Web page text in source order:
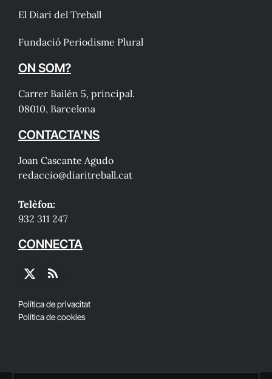
El Diari del Treball
Fundació Periodisme Plural
ON SOM?
Carrer Bailén 5, principal.
08010, Barcelona
CONTACTA'NS
Joan Cascante Agudo
redaccio@diaritreball.cat
Telèfon:
932 311 247
CONNECTA
X
RSS
Política de privacitat
Política de cookies